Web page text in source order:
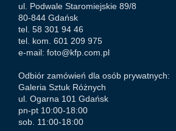
ul. Podwale Staromiejskie 89/8
80-844 Gdańsk
tel. 58 301 94 46
tel. kom. 601 209 975
e-mail: foto@kfp.com.pl
Odbiór zamówień dla osób prywatnych:
Galeria Sztuk Różnych
ul. Ogarna 101 Gdańsk
pn-pt 10:00-18:00
sob. 11:00-18:00